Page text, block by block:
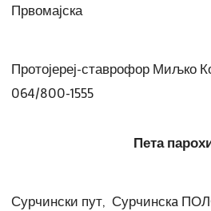
Првомајска
Протојереј-ставрофор Миљко
064/800-1555
Пета
Сурчински пут, Сурчинскa